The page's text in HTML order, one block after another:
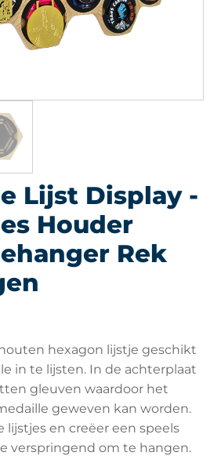
Lijst Display -
Houder
Rek
hexagon lijstje geschikt
in te lijsten. In de achterplaat
gleuven waardoor het
geweven kan worden.
lijstjes en creëer een speels
verspringend om te hangen.